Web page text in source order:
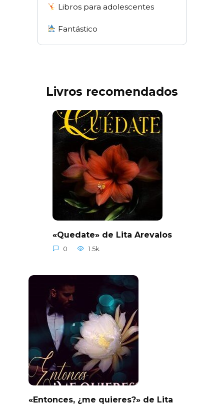
Libros para adolescentes
Fantástico
Livros recomendados
«Quedate» de Lita Arevalos
0 1.5k.
«Entonces, ¿me quieres?» de Lita